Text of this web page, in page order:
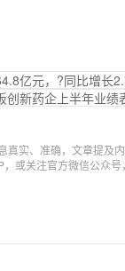
亿元，?同比增长
创新药企上半年业绩
真实、准确，文章提及
，或关注官方微信公众